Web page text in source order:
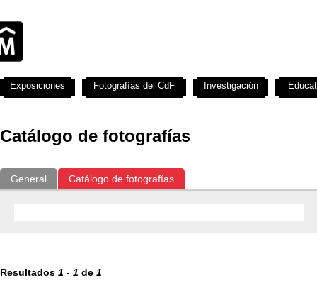
Catálogo de fotografías
General Catálogo de fotografías
Resultados 1 - 1 de 1
Exposiciones Fotografías del CdF Investigación